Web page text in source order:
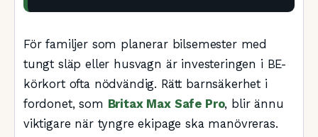
För familjer som planerar bilsemester med
tungt släp eller husvagn är investeringen i BE-
körkort ofta nödvändig. Rätt barnsäkerhet i
fordonet, som Britax Max Safe Pro, blir ännu
viktigare när tyngre ekipage ska manövreras.